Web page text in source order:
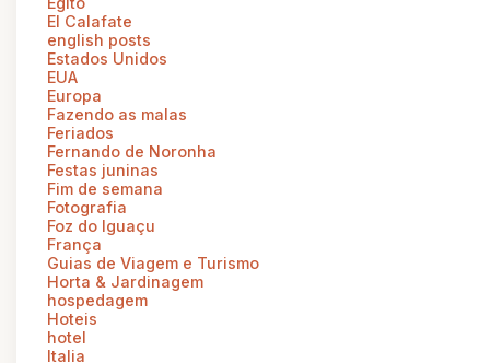
El Calafate
english posts
Estados Unidos
EUA
Europa
Fazendo as malas
Feriados
Fernando de Noronha
Festas juninas
Fim de semana
Fotografia
Foz do Iguaçu
França
Guias de Viagem e Turismo
Horta & Jardinagem
hospedagem
Hoteis
hotel
Italia